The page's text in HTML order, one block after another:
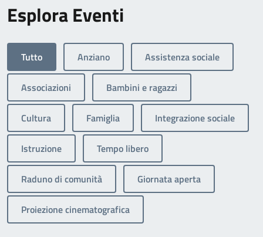
Esplora Eventi
Tutto Anziano Assistenza sociale
Associazioni Bambini e ragazzi
Cultura Famiglia Integrazione sociale
Istruzione Tempo libero
Raduno di comunità Giornata aperta
Proiezione cinematografica